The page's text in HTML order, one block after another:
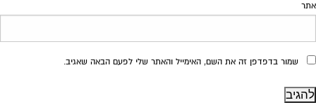
אתר
שמור בדפדפן זה את השם, האימייל והאתר שלי לפעם הבאה שאגיב.